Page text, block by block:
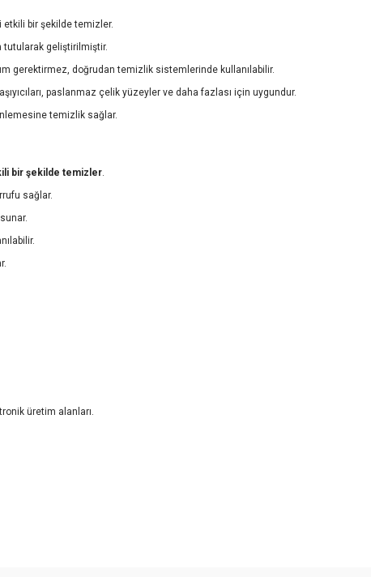
bir şekilde temizler.
tutularak geliştirilmiştir.
gerektirmez, doğrudan temizlik sistemlerinde kullanılabilir.
paslanmaz çelik yüzeyler ve daha fazlası için uygundur.
temizlik sağlar.
bir şekilde temizler.
sağlar.
üretim alanları.